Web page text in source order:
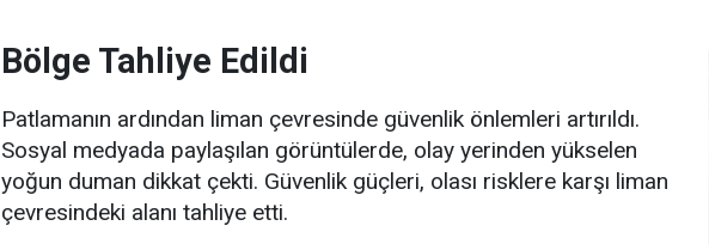
Bölge Tahliye Edildi
Patlamanın ardından liman çevresinde güvenlik önlemleri artırıldı.
Sosyal medyada paylaşılan görüntülerde, olay yerinden yükselen
yoğun duman dikkat çekti. Güvenlik güçleri, olası risklere karşı liman
çevresindeki alanı tahliye etti.